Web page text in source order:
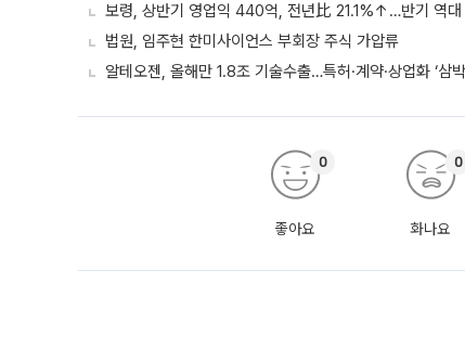
보령, 상반기 영업익 440억, 전년比 21.1%↑…반기 역대
법원, 임주현 한미사이언스 부회장 주식 가압류
알테오젠, 올해만 1.8조 기술수출…특허·계약·상업화 ‘삼
좋아요
0
화나요
0